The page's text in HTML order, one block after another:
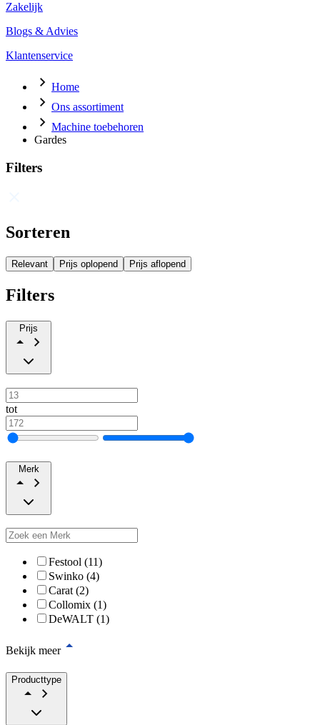
Zakelijk
Blogs & Advies
Klantenservice
Home
Ons assortiment
Machine toebehoren
Gardes
Filters
Sorteren
Relevant Prijs oplopend Prijs aflopend
Filters
Prijs
tot
Merk
Festool (11)
Swinko (4)
Carat (2)
Collomix (1)
DeWALT (1)
Bekijk meer
Producttype